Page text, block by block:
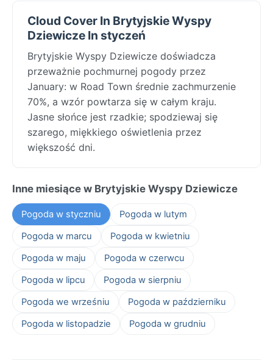
Cloud Cover In Brytyjskie Wyspy
Dziewicze In styczeń
Brytyjskie Wyspy Dziewicze doświadcza
przeważnie pochmurnej pogody przez
January: w Road Town średnie zachmurzenie
70%, a wzór powtarza się w całym kraju.
Jasne słońce jest rzadkie; spodziewaj się
szarego, miękkiego oświetlenia przez
większość dni.
Inne miesiące w Brytyjskie Wyspy Dziewicze
Pogoda w styczniu
Pogoda w lutym
Pogoda w marcu
Pogoda w kwietniu
Pogoda w maju
Pogoda w czerwcu
Pogoda w lipcu
Pogoda w sierpniu
Pogoda we wrześniu
Pogoda w październiku
Pogoda w listopadzie
Pogoda w grudniu